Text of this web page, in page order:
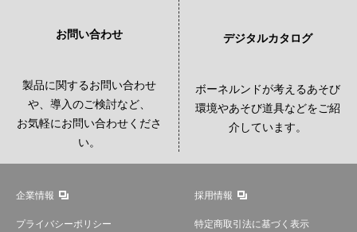
お問い合わせ
製品に関するお問い合わせ
や、導入のご検討など、
お気軽にお問い合わせくださ
い。
デジタルカタログ
ボーネルンドが考えるあそび
環境やあそび道具などをご紹
介しています。
企業情報 採用情報
プライバシーポリシー 特定商取引法に基づく表示